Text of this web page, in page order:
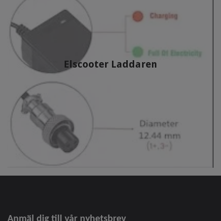
Elscooter Laddaren
Anmäl dig till vår nyhetsbrev